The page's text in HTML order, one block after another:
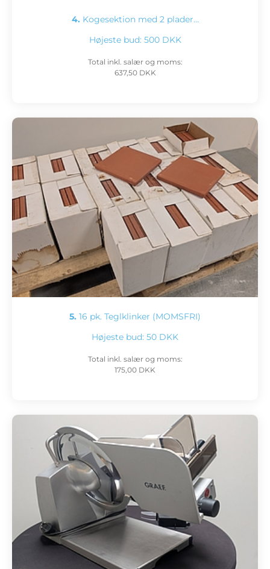
4. Kogesektion med 2 plader…
Højeste bud: 500 DKK
Total inkl. salær og moms:
637,50 DKK
5. 16 pk. Teglklinker (MOMSFRI)
Højeste bud: 50 DKK
Total inkl. salær og moms:
175,00 DKK